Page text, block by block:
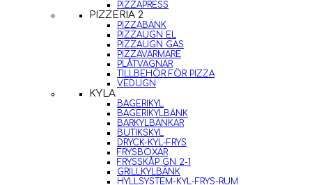
PIZZAPRESS
PIZZERIA 2
PIZZABÄNK
PIZZAUGN EL
PIZZAUGN GAS
PIZZAVÄRMARE
PLÅTVAGNAR
TILLBEHÖR FÖR PIZZA
VEDUGN
KYLA
BAGERIKYL
BAGERIKYLBÄNK
BARKYLBÄNKAR
BUTIKSKYL
DRYCK-KYL-FRYS
FRYSBOXAR
FRYSSKÅP GN 2-1
GRILLKYLBÄNK
HYLLSYSTEM-KYL-FRYS-RUM